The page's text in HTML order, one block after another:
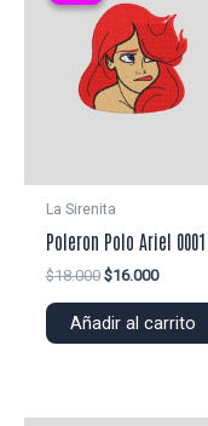
La Sirenita
Poleron Polo Ariel 0001
$18.000 El
original
$16.000El
actual
Añadir al carrito